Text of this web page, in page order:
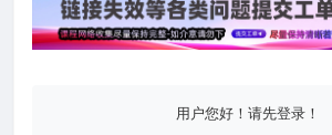
用户您好！请先登录！